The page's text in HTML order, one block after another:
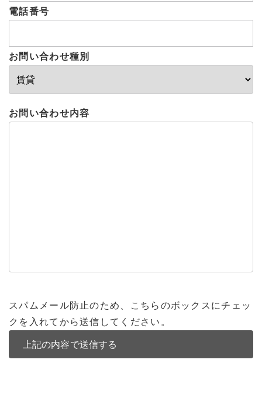
電話番号
お問い合わせ種別
お問い合わせ内容
スパムメール防止のため、こちらのボックスにチェッ
クを入れてから送信してください。